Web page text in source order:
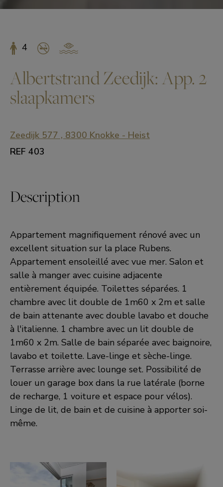
4
Albertstrand Zeedijk: App. 2
slaapkamers
Zeedijk 577 , 8300 Knokke - Heist
REF 403
Description
Appartement magnifiquement rénové avec un
excellent situation sur la place Rubens.
Appartement ensoleillé avec vue mer. Salon et
salle à manger avec cuisine adjacente
entièrement équipée. Toilettes séparées. 1
chambre avec lit double de 1m60 x 2m et salle
de bain attenante avec double lavabo et douche
à l'italienne. 1 chambre avec un lit double de
1m60 x 2m. Salle de bain séparée avec baignoire,
lavabo et toilette. Lave-linge et sèche-linge.
Terrasse arrière avec lounge set. Possibilité de
louer un garage box dans la rue latérale (borne
de recharge, 1 voiture et espace pour vélos).
Linge de lit, de bain et de cuisine à apporter soi-
même.